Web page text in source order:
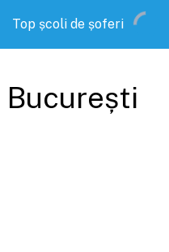
Top școli de șoferi
București